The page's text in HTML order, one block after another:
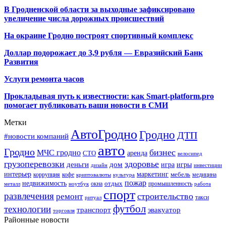
В Гродненской области за выходные зафиксировано
увеличение числа дорожных происшествий
На окраине Гродно построят спортивный комплекс
Доллар подорожает до 3,9 рубля — Евразийский Банк
Развития
Услуги ремонта часов
Прокладывая путь к известности: как Smart-platform.pro
помогает публиковать ваши новости в СМИ
Метки
#новости компаний АвтоГродноГродно ДТП
Гродно МЧС гродно СТО авто аренда бизнес велосипед
грузоперевозки деньги дизайн дом здоровье игра игры инвестиции
интерьер коррупция кофе криптовалюты культура маркетинг мебель медицина
металл недвижимость ноутбук окна отдых пожар промышленность работа
развлечения ремонт ритуал спорт строительство такси
технологии торговля транспорт футбол эвакуатор
Районные новости